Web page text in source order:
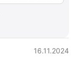
16.11.2024